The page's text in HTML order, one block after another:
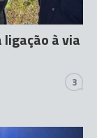
ligação à via
3